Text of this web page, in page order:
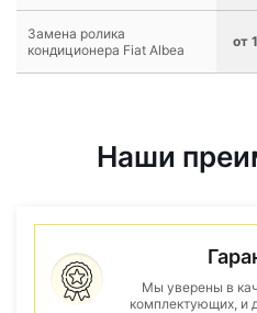
Замена ролика
кондиционера Fiat Albea
от
Наши
Мы уверены в
комплектующих, и